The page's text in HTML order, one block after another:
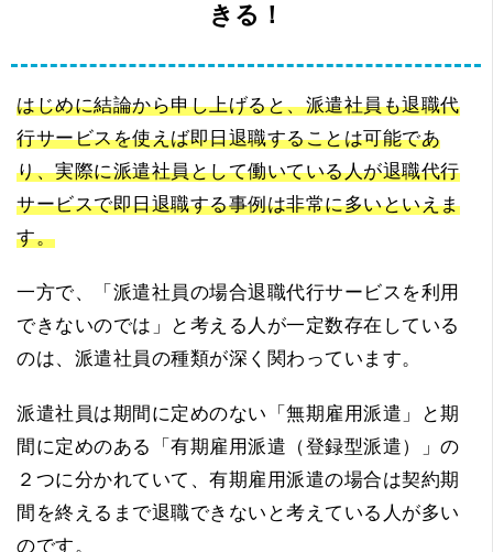
きる！
はじめに結論から申し上げると、派遣社員も退職代
行サービスを使えば即日退職することは可能であ
り、実際に派遣社員として働いている人が退職代行
サービスで即日退職する事例は非常に多いといえま
す。
一方で、「派遣社員の場合退職代行サービスを利用
できないのでは」と考える人が一定数存在している
のは、派遣社員の種類が深く関わっています。
派遣社員は期間に定めのない「無期雇用派遣」と期
間に定めのある「有期雇用派遣（登録型派遣）」の
２つに分かれていて、有期雇用派遣の場合は契約期
間を終えるまで退職できないと考えている人が多い
のです。